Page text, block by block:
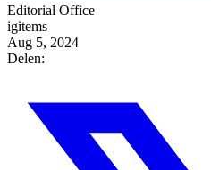
Editorial Office
igitems
Aug 5, 2024
Delen: